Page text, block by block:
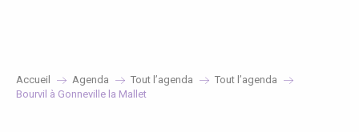
Accueil Agenda Tout l’agenda
Tout l’agenda
Bourvil à Gonneville la Mallet